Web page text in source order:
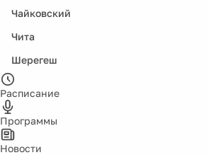
Чайковский
Чита
Шерегеш
Расписание
Программы
Новости